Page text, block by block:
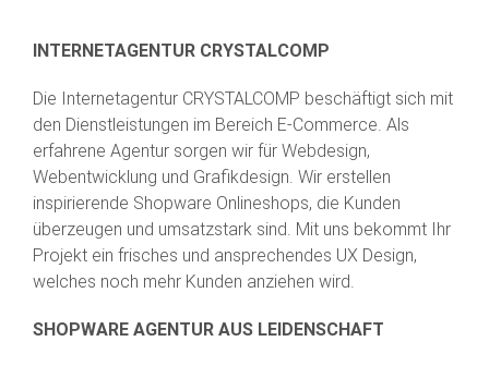
INTERNETAGENTUR CRYSTALCOMP
Die Internetagentur CRYSTALCOMP beschäftigt sich mit
den Dienstleistungen im Bereich E-Commerce. Als
erfahrene Agentur sorgen wir für Webdesign,
Webentwicklung und Grafikdesign. Wir erstellen
inspirierende Shopware Onlineshops, die Kunden
überzeugen und umsatzstark sind. Mit uns bekommt Ihr
Projekt ein frisches und ansprechendes UX Design,
welches noch mehr Kunden anziehen wird.
SHOPWARE AGENTUR AUS LEIDENSCHAFT